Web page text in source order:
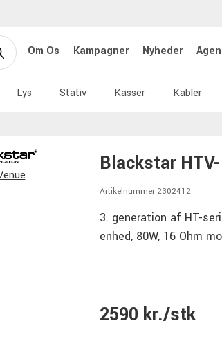
Om Os Kampagner Nyheder
Lys Stativ Kasser Kabler
Blackstar
Artikelnummer 2302412
3. generation af HT-
enhed, 80W, 16 Ohm
2590 kr./stk